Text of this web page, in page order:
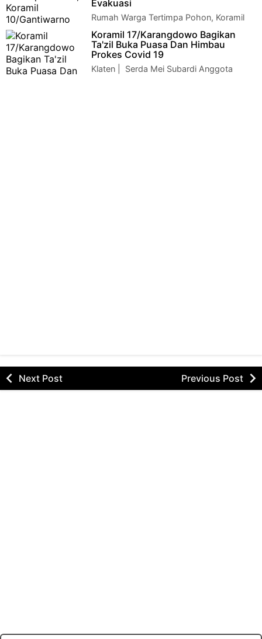
pembinaa…
Evakuasi
Rumah Warga Tertimpa Pohon, Koramil
10/Gantiwarno Bantu Evakuasi Klaten -
Hujan deras disertai angin kencang yang menggu…
Koramil 17/Karangdowo Bagikan
Ta'zil Buka Puasa Dan Himbau
Prokes Covid 19
Klaten | Serda Mei Subardi Anggota
Next Post Previous Post